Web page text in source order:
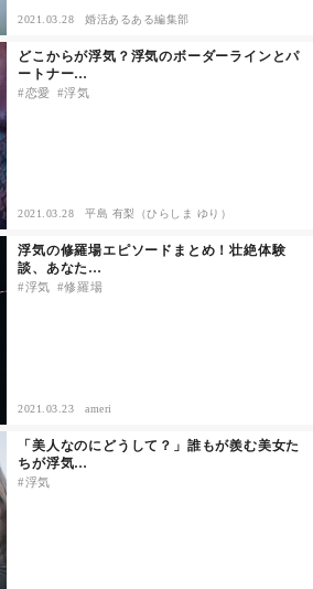
2021.03.28 婚活あるある編集部
どこからが浮気？浮気のボーダーラインとパ
ートナー…
恋愛 浮気
2021.03.28 平島 有梨（ひらしま ゆり）
浮気の修羅場エピソードまとめ！壮絶体験
談、あなた…
浮気 修羅場
2021.03.23 ameri
「美人なのにどうして？」誰もが羨む美女た
ちが浮気…
浮気